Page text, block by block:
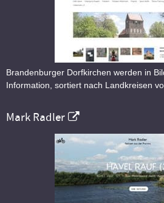
Brandenburger Dorfkirchen werden in
Information, sortiert nach Landkreisen
Mark Radler